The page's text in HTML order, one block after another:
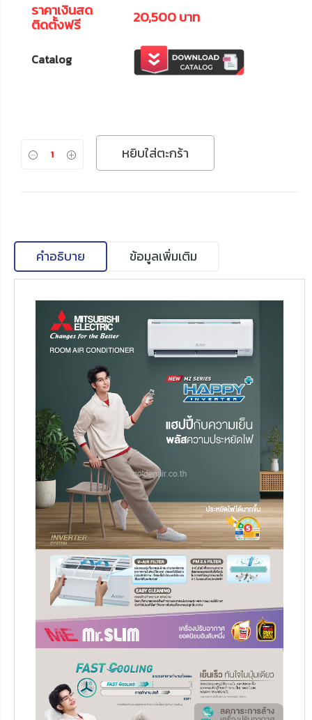
ราคาเงินสด
ติดตั้งฟรี 20,500 บาท
Catalog
หยิบใส่ตะกร้า
คำอธิบาย ข้อมูลเพิ่มเติม